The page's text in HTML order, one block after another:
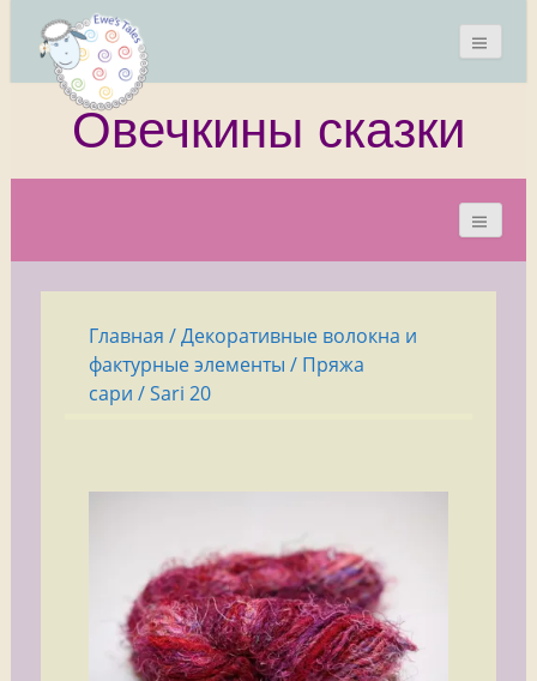
Овечкины сказки
Главная /Декоративные волокна и
фактурные элементы / Пряжа
сари / Sari 20